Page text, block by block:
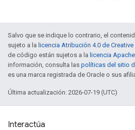
Salvo que se indique lo contrario, el
sujeto a la licencia Atribución 4.0 de
de código están sujetos a la licencia
información, consulta las políticas del sitio
es una marca registrada de Oracle o sus
Última actualización: 2026-07-19 (UTC)
Interactúa